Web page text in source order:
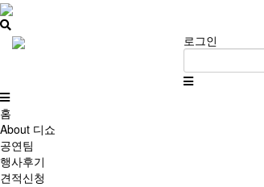
로그인
홈
About 디쇼
공연팀
행사후기
견적신청